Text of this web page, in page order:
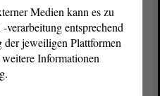
sich fort
Medien kann es zu
verarbeitung entsprechend
der jeweiligen Plattformen
Informationen